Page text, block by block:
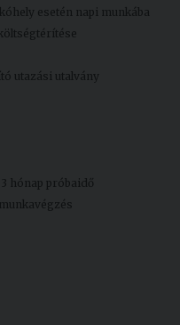
esetén napi munkába
utazási utalvány
hónap próbaidő